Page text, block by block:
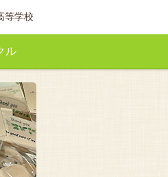
等学校
ル
ラ